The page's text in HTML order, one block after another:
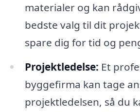
materialer og kan
bedste valg til dit
spare dig for tid og
Projektledelse: Et
byggefirma kan tage
projektledelsen, så du